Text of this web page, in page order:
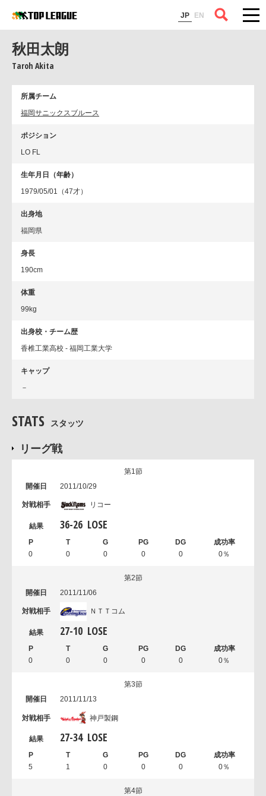
JP EN
コラム
秋田太朗
Taroh Akita
所属チーム
福岡サニックスブルース
ポジション
LO FL
生年月日（年齢）
1979/05/01（47才）
出身地
福岡県
身長
190cm
体重
99kg
出身校・チーム歴
香椎工業高校 - 福岡工業大学
キャップ
－
STATS スタッツ
リーグ戦
第1節
2011/10/29
リコー
36-26 LOSE
0 0 0 0 0 0％
第2節
2011/11/06
ＮＴＴコム
27-10 LOSE
0 0 0 0 0 0％
第3節
2011/11/13
神戸製鋼
27-34 LOSE
5 1 0 0 0 0％
第4節